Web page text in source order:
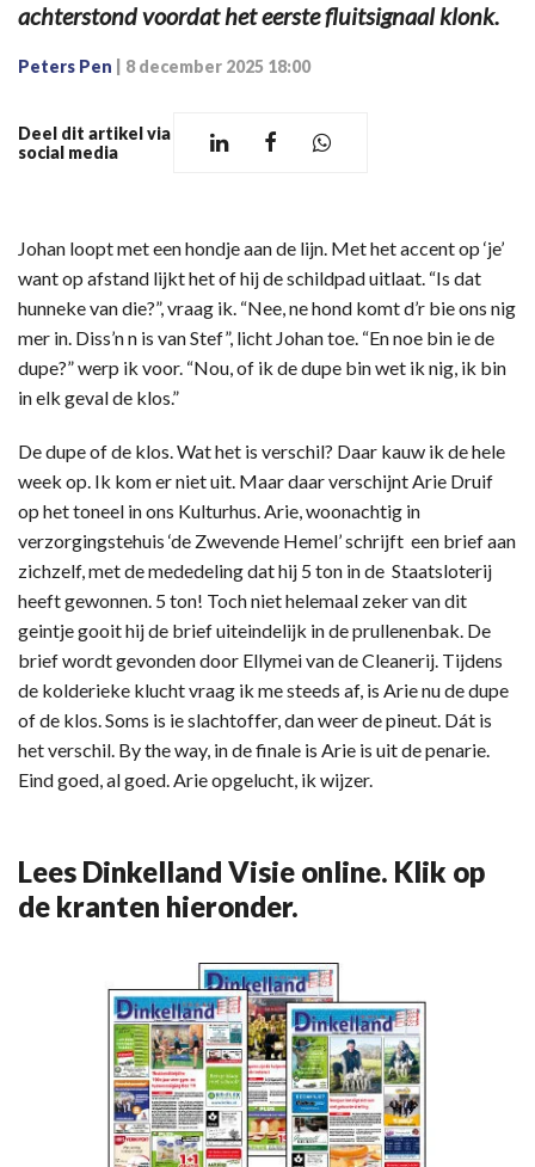
achterstond voordat het eerste fluitsignaal klonk.
Peters Pen 8 december 2025 18:00
Deel dit artikel via
social media
Johan loopt met een hondje aan de lijn. Met het accent op ‘je’
want op afstand lijkt het of hij de schildpad uitlaat. “Is dat
hunneke van die?”, vraag ik. “Nee, ne hond komt d’r bie ons nig
mer in. Diss’n n is van Stef”, licht Johan toe. “En noe bin ie de
dupe?” werp ik voor. “Nou, of ik de dupe bin wet ik nig, ik bin
in elk geval de klos.”
De dupe of de klos. Wat het is verschil? Daar kauw ik de hele
week op. Ik kom er niet uit. Maar daar verschijnt Arie Druif
op het toneel in ons Kulturhus. Arie, woonachtig in
verzorgingstehuis ‘de Zwevende Hemel’ schrijft een brief aan
zichzelf, met de mededeling dat hij 5 ton in de Staatsloterij
heeft gewonnen. 5 ton! Toch niet helemaal zeker van dit
geintje gooit hij de brief uiteindelijk in de prullenenbak. De
brief wordt gevonden door Ellymei van de Cleanerij. Tijdens
de kolderieke klucht vraag ik me steeds af, is Arie nu de dupe
of de klos. Soms is ie slachtoffer, dan weer de pineut. Dát is
het verschil. By the way, in de finale is Arie is uit de penarie.
Eind goed, al goed. Arie opgelucht, ik wijzer.
Lees Dinkelland Visie online. Klik op
de kranten hieronder.